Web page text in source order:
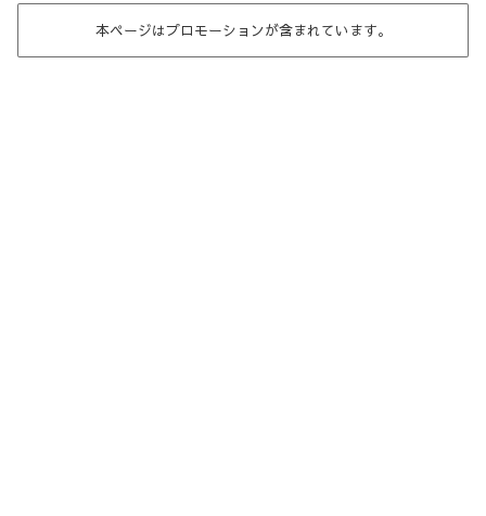
本ページはプロモーションが含まれています。